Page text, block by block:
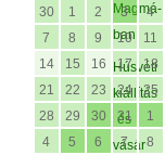
Magmá-
ban
Húsvéti
kiállítás
és
vásár
30
1 2 3 4
7
8 9 10 11
14
15 16 17 18
21
22 23 24 25
28
29 30 31 1
4
5 6 7 8